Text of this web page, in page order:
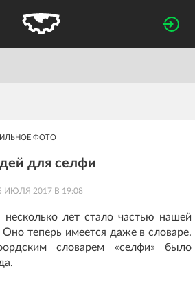
ФОТО
для селфи
ИЮЛЯ 2017 В 19:08
лет стало частью нашей
теперь имеется даже в словаре.
словарем «селфи» было